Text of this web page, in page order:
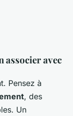
associer avec
Pensez à
, des
Un